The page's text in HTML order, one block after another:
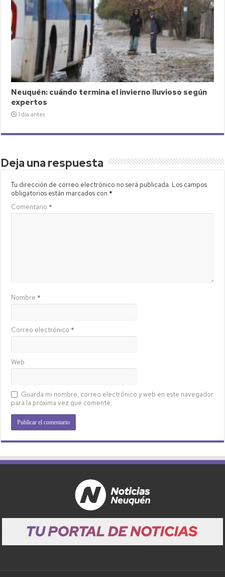
Neuquén: cuándo termina el invierno lluvioso según
expertos
1 día antes
Deja una respuesta
Tu dirección de correo electrónico no será publicada. Los campos
obligatorios están marcados con *
Comentario *
Nombre *
Correo electrónico *
Web
Guarda mi nombre, correo electrónico y web en este navegador
para la próxima vez que comente.